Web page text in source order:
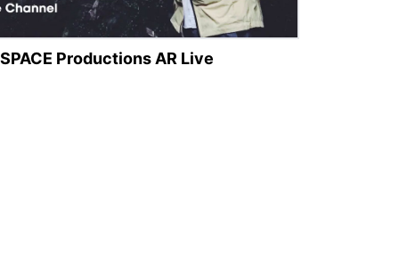
Productions AR Live